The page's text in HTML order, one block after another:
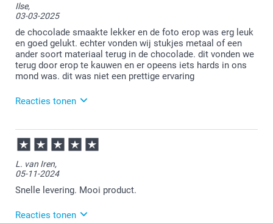
tevreden over bent. Veel plezier ervan en we zien je
graag nog eens terug.
Ilse,
03-03-2025
de chocolade smaakte lekker en de foto erop was erg leuk
en goed gelukt. echter vonden wij stukjes metaal of een
ander soort materiaal terug in de chocolade. dit vonden we
terug door erop te kauwen en er opeens iets hards in ons
mond was. dit was niet een prettige ervaring
Reacties tonen
04-03-2025
09:39
Bedankt voor je bericht. Dat is erg vervelend te lezen.
Je mag ons hier een mail oversturen. Wij kijken
samen naar een passende oplossing. Mijn excuses.
L. van Iren,
05-11-2024
Snelle levering. Mooi product.
Reacties tonen